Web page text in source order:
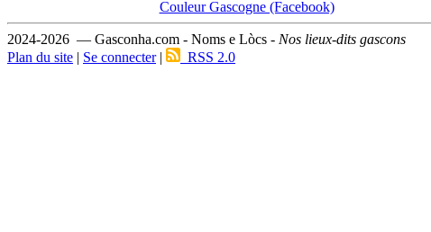
Couleur Gascogne (Facebook)
2024-2026 — Gasconha.com - Noms e Lòcs - Nos lieux-dits gascons
Plan du site
Se connecter| RSS 2.0